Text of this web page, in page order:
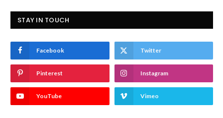
STAY IN TOUCH
Facebook Twitter
Pinterest Instagram
YouTube Vimeo